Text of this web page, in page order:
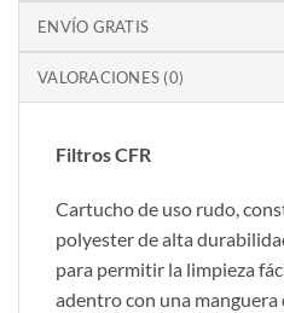
ENVÍO GRATIS
VALORACIONES (0)
Filtros CFR
Cartucho de uso rudo,
polyester de alta
para permitir la limpieza
adentro con una